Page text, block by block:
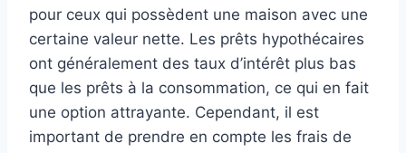
pour ceux qui possèdent une maison avec une
certaine valeur nette. Les prêts hypothécaires
ont généralement des taux d’intérêt plus bas
que les prêts à la consommation, ce qui en fait
une option attrayante. Cependant, il est
important de prendre en compte les frais de